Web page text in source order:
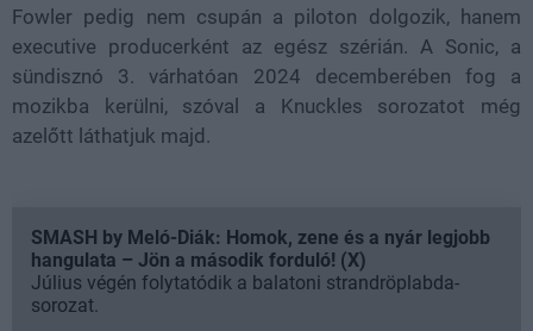
Fowler pedig nem csupán a piloton dolgozik, hanem
executive producerként az egész szérián. A Sonic, a
sündisznó 3. várhatóan 2024 decemberében fog a
mozikba kerülni, szóval a Knuckles sorozatot még
azelőtt láthatjuk majd.
SMASH by Meló-Diák: Homok, zene és a nyár legjobb
hangulata – Jön a második forduló! (X)
Július végén folytatódik a balatoni strandröplabda-
sorozat.